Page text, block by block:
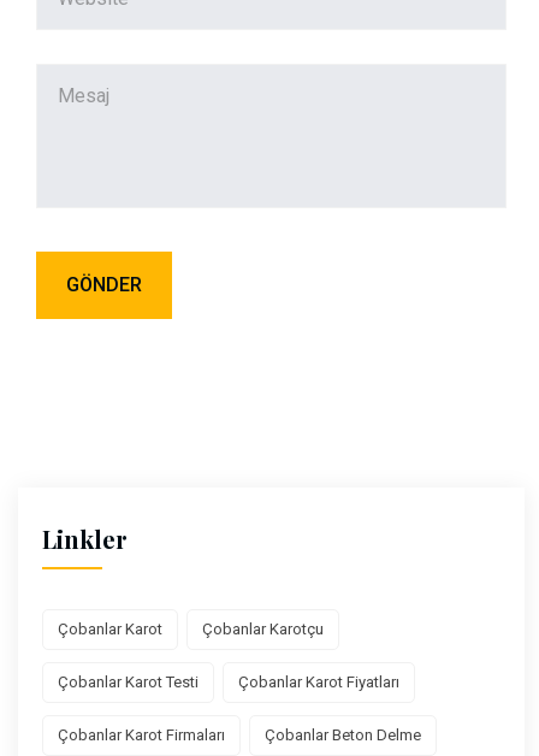
Linkler
Çobanlar Karot Çobanlar Karotçu
Çobanlar Karot Testi Çobanlar Karot Fiyatları
Çobanlar Karot Firmaları Çobanlar Beton Delme